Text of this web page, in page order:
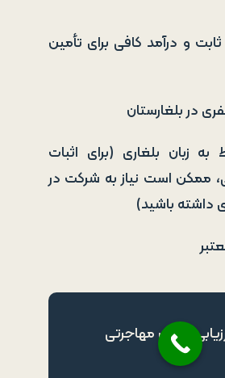
و درآمد کافی برای تأمین
در بلغارستان
زبان بلغاری (برای اثبات
ممکن است نیاز به شرکت در
داشته باشید)
رایگان مهاجرتی